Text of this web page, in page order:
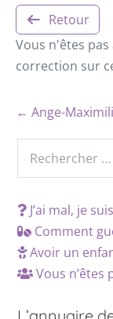
Retour
Vous n'êtes
correction sur
← Ange-
J’ai mal, je
Comment
Avoir un
Vous n’êtes